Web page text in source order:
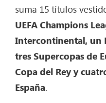
suma 15 títulos
UEFA Champions
Intercontinental, un
tres Supercopas de
Copa del Rey y
España.